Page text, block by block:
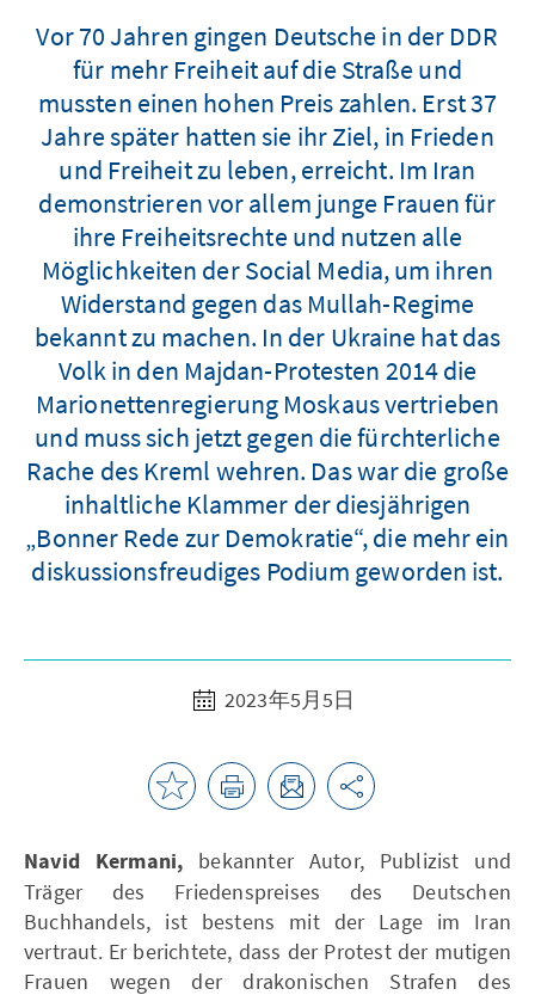
Vor 70 Jahren gingen Deutsche in der DDR
für mehr Freiheit auf die Straße und
mussten einen hohen Preis zahlen. Erst 37
Jahre später hatten sie ihr Ziel, in Frieden
und Freiheit zu leben, erreicht. Im Iran
demonstrieren vor allem junge Frauen für
ihre Freiheitsrechte und nutzen alle
Möglichkeiten der Social Media, um ihren
Widerstand gegen das Mullah-Regime
bekannt zu machen. In der Ukraine hat das
Volk in den Majdan-Protesten 2014 die
Marionettenregierung Moskaus vertrieben
und muss sich jetzt gegen die fürchterliche
Rache des Kreml wehren. Das war die große
inhaltliche Klammer der diesjährigen
„Bonner Rede zur Demokratie“, die mehr ein
diskussionsfreudiges Podium geworden ist.
2023年5月5日
Navid Kermani, bekannter Autor, Publizist und
Träger des Friedenspreises des Deutschen
Buchhandels, ist bestens mit der Lage im Iran
vertraut. Er berichtete, dass der Protest der mutigen
Frauen wegen der drakonischen Strafen des